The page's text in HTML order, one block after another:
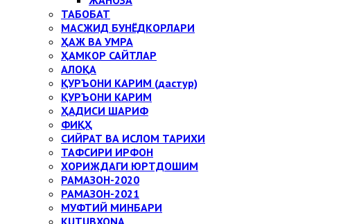
ТАБОБАТ
МАСЖИД БУНЁДКОРЛАРИ
ҲАЖ ВА УМРА
ҲАМКОР САЙТЛАР
АЛОҚА
ҚУРЪОНИ КАРИМ (дастур)
ҚУРЪОНИ КАРИМ
ҲАДИСИ ШАРИФ
ФИҚҲ
СИЙРАТ ВА ИСЛОМ ТАРИХИ
ТАФСИРИ ИРФОН
ХОРИЖДАГИ ЮРТДОШИМ
РАМАЗОН-2020
РАМАЗОН-2021
МУФТИЙ МИНБАРИ
KUTUBXONA